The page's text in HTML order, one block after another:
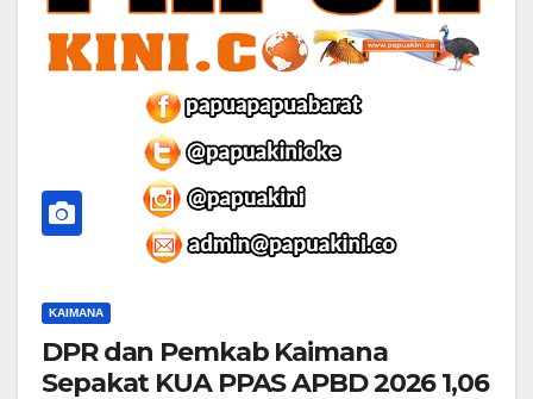
KAIMANA
DPR dan Pemkab Kaimana
Sepakat KUA PPAS APBD 2026 1,06